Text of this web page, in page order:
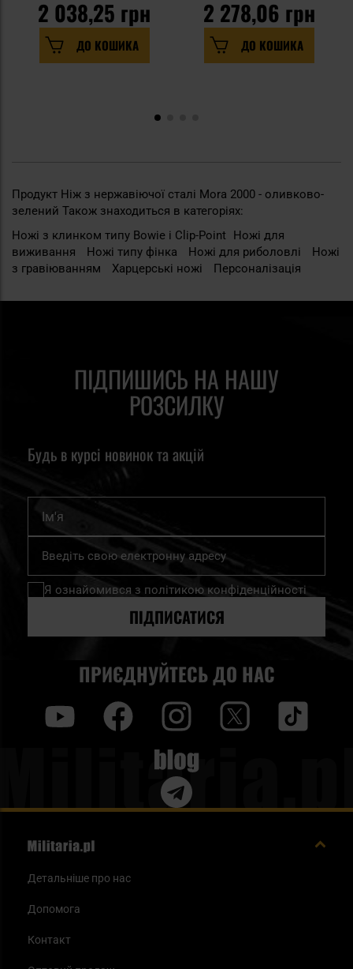
2 038,25 грн
ДО КОШИКА
2 278,06 грн
ДО КОШИКА
Продукт Ніж з нержавіючої сталі Mora 2000 - оливково-
зелений Також знаходиться в категоріях:
Ножі з клинком типу Bowie i Clip-Point
Ножі для
виживання
Ножі типу фінка Ножі для риболовлі
Ножі
з гравіюванням
Харцерські ножі Персоналізація
ПІДПИШИСЬ НА НАШУ
РОЗСИЛКУ
Будь в курсі новинок та акцій
Підпишіться
нашу
розсилку
Я ознайомився з політикою конфіденційності
ПІДПИСАТИСЯ
ПРИЄДНУЙТЕСЬ ДО НАС
Blog
Детальніше про нас
Допомога
Контакт